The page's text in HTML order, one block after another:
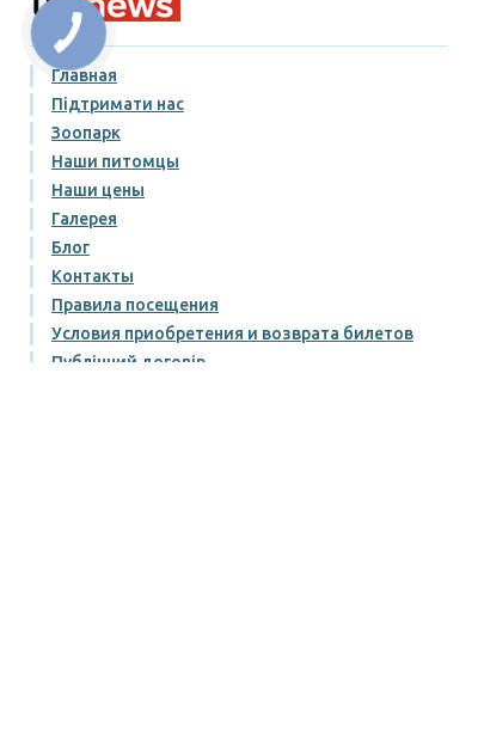
Главная
Підтримати нас
Зоопарк
Наши питомцы
Наши цены
Галерея
Блог
Контакты
Правила посещения
Условия приобретения и возврата билетов
Публічний договір